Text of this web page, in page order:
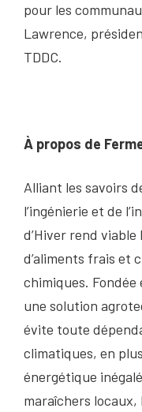
pour les
Lawrence,
TDDC.
À propos de
Alliant les savoirs
l’ingénierie et de
d’Hiver rend
d’aliments frais et
chimiques. Fondée
une solution
évite toute
climatiques, en
énergétique
maraîchers locaux,